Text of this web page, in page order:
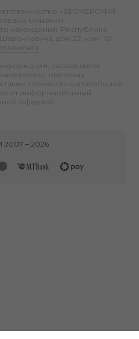
«БРОКЕРСКИЙ
Минским
нахождения: Республика
дом 22, ком. 10;
клиента
касающаяся
цветовых
также стоимости автомобилей
информационный
офертой.
2007 – 2026